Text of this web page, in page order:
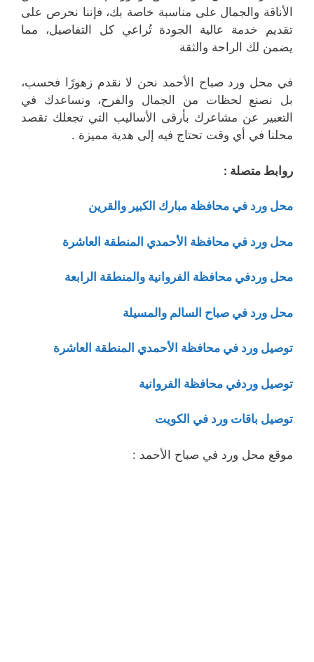
الأناقة والجمال على مناسبة خاصة بك، فإننا نحرص على
تقديم خدمة عالية الجودة تُراعي كل التفاصيل، مما
يضمن لك الراحة والثقة
في محل ورد صباح الأحمد نحن لا نقدم زهورًا فحسب،
بل نصنع لحظات من الجمال والفرح، ونساعدك في
التعبير عن مشاعرك بأرقى الأساليب التي تجعلك تقصد
محلنا في أي وقت تحتاج فيه إلى هدية مميزة .
روابط متصلة :
محل ورد في محافظة مبارك الكبير والقرين
محل ورد في محافظة الأحمدي المنطقة العاشرة
محل وردفي محافظة الفروانية والمنطقة الرابعة
محل ورد في صباح السالم والمسيلة
توصيل ورد في محافظة الأحمدي المنطقة العاشرة
توصيل وردفي محافظة الفروانية
توصيل باقات ورد في الكويت
موقع محل ورد في صباح الأحمد :